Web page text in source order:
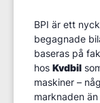
BPI är ett
begagnade
baseras på
hos Kvdbil
maskiner –
marknaden